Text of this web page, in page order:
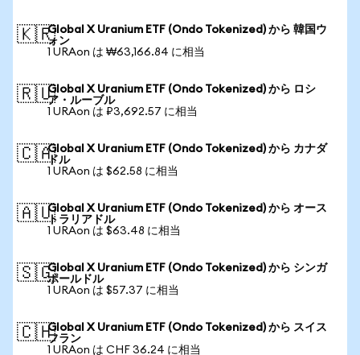
🇰🇷Global X Uranium ETF (Ondo Tokenized) から 韓国ウ
ォン
1 URAon は ₩63,166.84 に相当
🇷🇺Global X Uranium ETF (Ondo Tokenized) から ロシ
ア・ルーブル
1 URAon は ₽3,692.57 に相当
🇨🇦Global X Uranium ETF (Ondo Tokenized) から カナダ
ドル
1 URAon は $62.58 に相当
🇦🇺Global X Uranium ETF (Ondo Tokenized) から オース
トラリアドル
1 URAon は $63.48 に相当
🇸🇬Global X Uranium ETF (Ondo Tokenized) から シンガ
ポールドル
1 URAon は $57.37 に相当
🇨🇭Global X Uranium ETF (Ondo Tokenized) から スイス
フラン
1 URAon は CHF 36.24 に相当